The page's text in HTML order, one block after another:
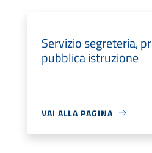
Servizio segreteria,
pubblica istruzione
VAI ALLA PAGINA